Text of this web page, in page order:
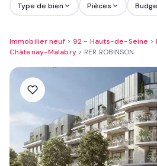
Type de bien Pièces
Immobilier neuf> 92 - Hauts-de-Seine >
Châtenay-Malabry> RER ROBINSON